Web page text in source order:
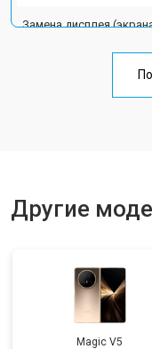
Замена дисплея
Замена кнопки
Другие
Magic V5